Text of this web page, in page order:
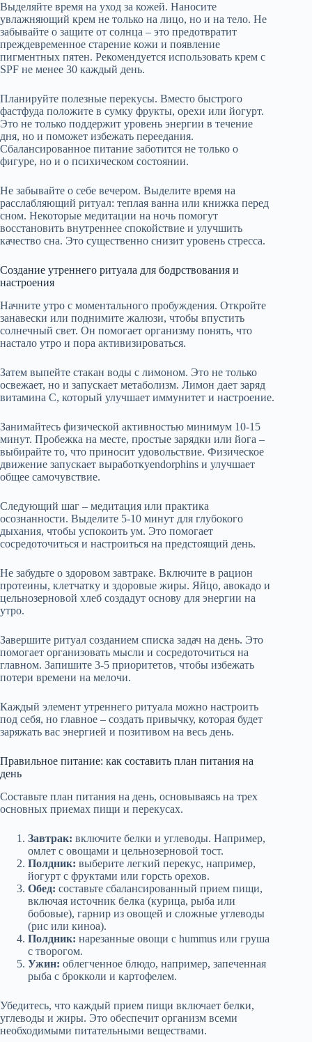
Выделяйте время на уход за кожей. Наносите
увлажняющий крем не только на лицо, но и на тело. Не
забывайте о защите от солнца – это предотвратит
преждевременное старение кожи и появление
пигментных пятен. Рекомендуется использовать крем с
SPF не менее 30 каждый день.
Планируйте полезные перекусы. Вместо быстрого
фастфуда положите в сумку фрукты, орехи или йогурт.
Это не только поддержит уровень энергии в течение
дня, но и поможет избежать переедания.
Сбалансированное питание заботится не только о
фигуре, но и о психическом состоянии.
Не забывайте о себе вечером. Выделите время на
расслабляющий ритуал: теплая ванна или книжка перед
сном. Некоторые медитации на ночь помогут
восстановить внутреннее спокойствие и улучшить
качество сна. Это существенно снизит уровень стресса.
Создание утреннего ритуала для бодрствования и
настроения
Начните утро с моментального пробуждения. Откройте
занавески или поднимите жалюзи, чтобы впустить
солнечный свет. Он помогает организму понять, что
настало утро и пора активизироваться.
Затем выпейте стакан воды с лимоном. Это не только
освежает, но и запускает метаболизм. Лимон дает заряд
витамина C, который улучшает иммунитет и настроение.
Занимайтесь физической активностью минимум 10-15
минут. Пробежка на месте, простые зарядки или йога –
выбирайте то, что приносит удовольствие. Физическое
движение запускает выработкуendorphins и улучшает
общее самочувствие.
Следующий шаг – медитация или практика
осознанности. Выделите 5-10 минут для глубокого
дыхания, чтобы успокоить ум. Это помогает
сосредоточиться и настроиться на предстоящий день.
Не забудьте о здоровом завтраке. Включите в рацион
протеины, клетчатку и здоровые жиры. Яйцо, авокадо и
цельнозерновой хлеб создадут основу для энергии на
утро.
Завершите ритуал созданием списка задач на день. Это
помогает организовать мысли и сосредоточиться на
главном. Запишите 3-5 приоритетов, чтобы избежать
потери времени на мелочи.
Каждый элемент утреннего ритуала можно настроить
под себя, но главное – создать привычку, которая будет
заряжать вас энергией и позитивом на весь день.
Правильное питание: как составить план питания на
день
Составьте план питания на день, основываясь на трех
основных приемах пищи и перекусах.
Завтрак: включите белки и углеводы. Например,
омлет с овощами и цельнозерновой тост.
Полдник: выберите легкий перекус, например,
йогурт с фруктами или горсть орехов.
Обед: составьте сбалансированный прием пищи,
включая источник белка (курица, рыба или
бобовые), гарнир из овощей и сложные углеводы
(рис или киноа).
Полдник: нарезанные овощи с hummus или груша
с творогом.
Ужин: облегченное блюдо, например, запеченная
рыба с брокколи и картофелем.
Убедитесь, что каждый прием пищи включает белки,
углеводы и жиры. Это обеспечит организм всеми
необходимыми питательными веществами.